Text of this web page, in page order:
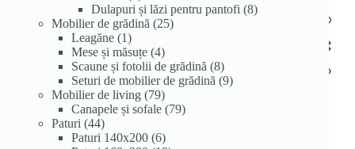
produse
Dulapuri și lăzi pentru pantofi 88
Mobilier de grădină 2525
Leagăne 11
produs
Mese și măsuțe 44
produse
Scaune și fotolii de grădină 88
produse
Seturi de mobilier de grădină 99
Mobilier de living 7979
de
Canapele și sofale 7979
Paturi 4444
de
Paturi 140x200 66